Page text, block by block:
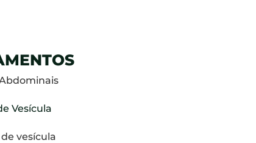
Vesícula
vesícula